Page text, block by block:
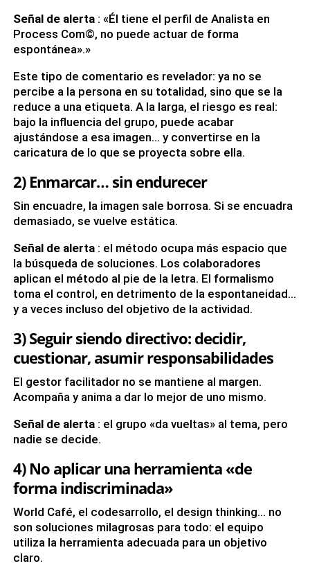
Señal de alerta: «Él tiene el perfil de Analista en
Process Com©, no puede actuar de forma
espontánea».»
Este tipo de comentario es revelador: ya no se
percibe a la persona en su totalidad, sino que se la
reduce a una etiqueta. A la larga, el riesgo es real:
bajo la influencia del grupo, puede acabar
ajustándose a esa imagen… y convertirse en la
caricatura de lo que se proyecta sobre ella.
2) Enmarcar… sin endurecer
Sin encuadre, la imagen sale borrosa. Si se encuadra
demasiado, se vuelve estática.
Señal de alerta: el método ocupa más espacio que
la búsqueda de soluciones. Los colaboradores
aplican el método al pie de la letra. El formalismo
toma el control, en detrimento de la espontaneidad…
y a veces incluso del objetivo de la actividad.
3) Seguir siendo directivo: decidir,
cuestionar, asumir responsabilidades
El gestor facilitador no se mantiene al margen.
Acompaña y anima a dar lo mejor de uno mismo.
Señal de alerta: el grupo «da vueltas» al tema, pero
nadie se decide.
4) No aplicar una herramienta «de
forma indiscriminada»
World Café, el codesarrollo, el design thinking… no
son soluciones milagrosas para todo: el equipo
utiliza la herramienta adecuada para un objetivo
claro.